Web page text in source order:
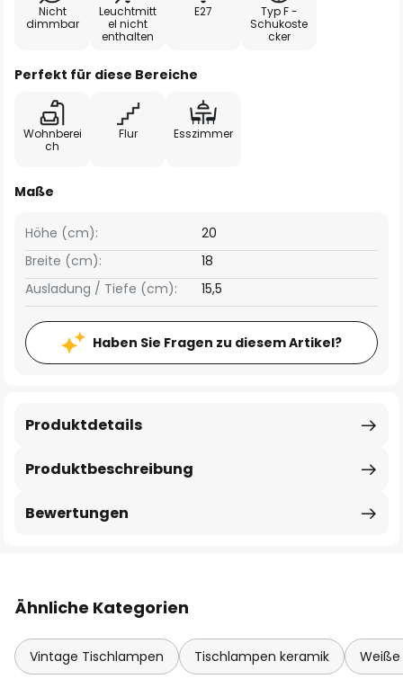
Nicht
dimmbar
Leuchtmitt
el nicht
enthalten
E27
Typ F -
Schukoste
cker
Perfekt für diese Bereiche
Wohnberei
ch
Flur Esszimmer
Maße
Breite (cm): 18
Höhe (cm): 20
Ausladung / Tiefe (cm): 15,5
Haben Sie Fragen zu diesem Artikel?
Produktbeschreibung
Produktdetails
Bewertungen
Ähnliche Kategorien
Vintage Tischlampen Tischlampen keramik